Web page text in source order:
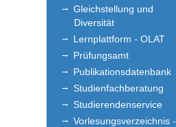
Gleichstellung und
Diversität
Lernplattform - OLAT
Prüfungsamt
Publikationsdatenbank
Studienfachberatung
Studierendenservice
Vorlesungsverzeichnis -